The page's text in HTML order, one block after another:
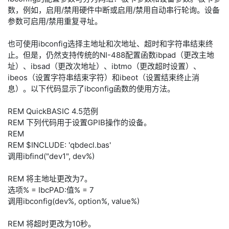
数，例如，启用/禁用硬件中断或启用/禁用自动串行轮询。设备
参数可启用/禁用重复寻址。
也可使用ibconfig选择主地址和次地址、超时和字符串结束终
止。但是，仍然支持传统的NI-488配置函数ibpad （更改主地
址）、ibsad（更改次地址）、ibtmo （更改超时设置）、
ibeos（设置字符串结束字符）和ibeot（设置结束终止消
息）。以下代码显示了ibconfig函数的使用方法。
REM QuickBASIC 4.5范例
REM 下列代码用于设置GPIB操作的设备。
REM
REM $INCLUDE: 'qbdecl.bas'
调用ibfind("dev1", dev%)
REM 将主地址更改为7。
选项% = IbcPAD:值% = 7
调用ibconfig(dev%, option%, value%)
REM 将超时更改为10秒。